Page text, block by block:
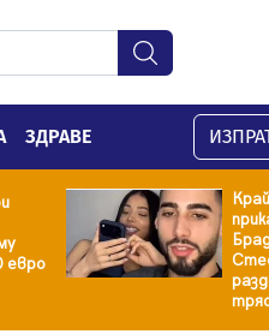
ЗДРАВЕ
евро